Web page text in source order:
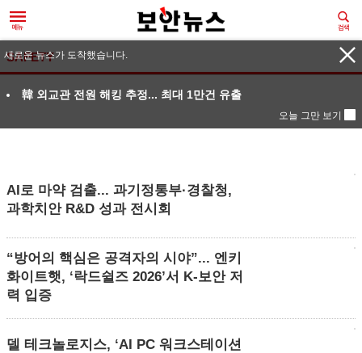
SAFETY
AI로 마약 검출... 과기정통부·경찰청,
과학치안 R&D 성과 전시회
“방어의 핵심은 공격자의 시야”... 엔키
화이트햇, ‘락드쉴즈 2026’서 K-보안 저
력 입증
델 테크놀로지스, ‘AI PC 워크스테이션
새로운 뉴스가 도착했습니다.
韓 외교관 전원 해킹 추정... 최대 1만건 유출
오늘 그만 보기